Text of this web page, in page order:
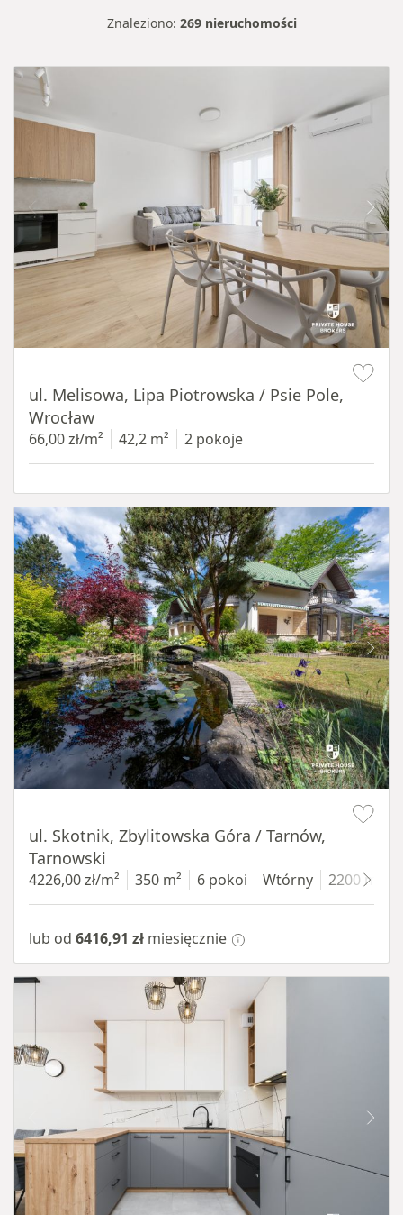
Znaleziono: 269 nieruchomości
ul. Melisowa, Lipa Piotrowska / Psie Pole,
Wrocław
66,00 zł/m² 42,2 m² 2 pokoje
ul. Skotnik, Zbylitowska Góra / Tarnów,
Tarnowski
4226,00 zł/m² 350 m² 6 pokoi Wtórny 2200 m²
lub od 6416,91 zł miesięcznie